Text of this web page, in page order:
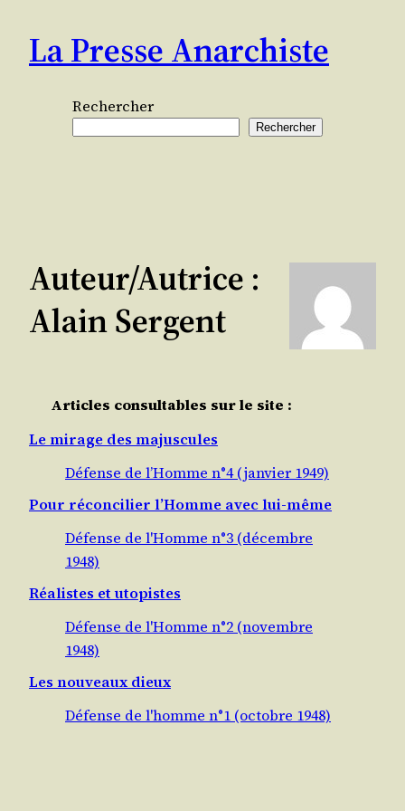
contenu
La Presse Anarchiste
Rechercher
Rechercher
Auteur/autrice :
Alain Sergent
Articles consultables sur le site :
Le mirage des majuscules
Défense de l’Homme n°4 (janvier 1949)
Pour réconcilier l’Homme avec lui-même
Défense de l'Homme n°3 (décembre
1948)
Réalistes et utopistes
Défense de l'Homme n°2 (novembre
1948)
Les nouveaux dieux
Défense de l'homme n°1 (octobre 1948)